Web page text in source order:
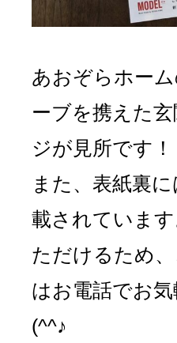
あおぞらホー
ーブを携えた
ジが見所です！
また、表紙裏
載されていま
ただけるため
はお電話でお
(^^♪